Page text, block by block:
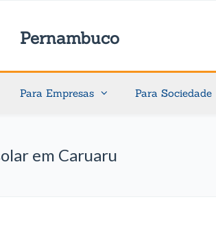
Pernambuco
Para Empresas Para Sociedade
em Caruaru